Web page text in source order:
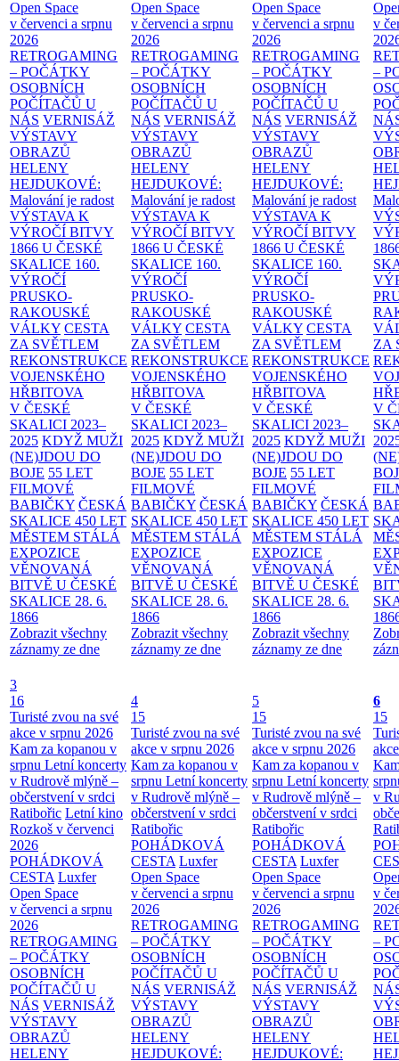
Open Space
v červenci a srpnu
2026
RETROGAMING
– POČÁTKY
OSOBNÍCH
POČÍTAČŮ U
NÁS VERNISÁŽ
VÝSTAVY
OBRAZŮ
HELENY
HEJDUKOVÉ:
Malování je radost
VÝSTAVA K
VÝROČÍ BITVY
1866 U ČESKÉ
SKALICE 160.
VÝROČÍ
PRUSKO-
RAKOUSKÉ
VÁLKY CESTA
ZA SVĚTLEM
REKONSTRUKCE
VOJENSKÉHO
HŘBITOVA
V ČESKÉ
SKALICI 2023–
2025 KDYŽ MUŽI
(NE)JDOU DO
BOJE 55 LET
FILMOVÉ
BABIČKY ČESKÁ
SKALICE 450 LET
MĚSTEM STÁLÁ
EXPOZICE
VĚNOVANÁ
BITVĚ U ČESKÉ
SKALICE 28. 6.
1866
Zobrazit všechny
záznamy ze dne
Open Space
v červenci a srpnu
2026
RETROGAMING
– POČÁTKY
OSOBNÍCH
POČÍTAČŮ U
NÁS VERNISÁŽ
VÝSTAVY
OBRAZŮ
HELENY
HEJDUKOVÉ:
Malování je radost
VÝSTAVA K
VÝROČÍ BITVY
1866 U ČESKÉ
SKALICE 160.
VÝROČÍ
PRUSKO-
RAKOUSKÉ
VÁLKY CESTA
ZA SVĚTLEM
REKONSTRUKCE
VOJENSKÉHO
HŘBITOVA
V ČESKÉ
SKALICI 2023–
2025 KDYŽ MUŽI
(NE)JDOU DO
BOJE 55 LET
FILMOVÉ
BABIČKY ČESKÁ
SKALICE 450 LET
MĚSTEM STÁLÁ
EXPOZICE
VĚNOVANÁ
BITVĚ U ČESKÉ
SKALICE 28. 6.
1866
Zobrazit všechny
záznamy ze dne
Open Space
v červenci a srpnu
2026
RETROGAMING
– POČÁTKY
OSOBNÍCH
POČÍTAČŮ U
NÁS VERNISÁŽ
VÝSTAVY
OBRAZŮ
HELENY
HEJDUKOVÉ:
Malování je radost
VÝSTAVA K
VÝROČÍ BITVY
1866 U ČESKÉ
SKALICE 160.
VÝROČÍ
PRUSKO-
RAKOUSKÉ
VÁLKY CESTA
ZA SVĚTLEM
REKONSTRUKCE
VOJENSKÉHO
HŘBITOVA
V ČESKÉ
SKALICI 2023–
2025 KDYŽ MUŽI
(NE)JDOU DO
BOJE 55 LET
FILMOVÉ
BABIČKY ČESKÁ
SKALICE 450 LET
MĚSTEM STÁLÁ
EXPOZICE
VĚNOVANÁ
BITVĚ U ČESKÉ
SKALICE 28. 6.
1866
Zobrazit všechny
záznamy ze dne
v
–
ZA
V
3
16
Turisté zvou na své
akce v srpnu 2026
Kam za kopanou v
srpnu Letní koncerty
v Rudrově mlýně –
občerstvení v srdci
Ratibořic Letní kino
Rozkoš v červenci
2026
POHÁDKOVÁ
CESTA Luxfer
Open Space
v červenci a srpnu
2026
RETROGAMING
– POČÁTKY
OSOBNÍCH
POČÍTAČŮ U
NÁS VERNISÁŽ
VÝSTAVY
OBRAZŮ
HELENY
4
15
Turisté zvou na své
akce v srpnu 2026
Kam za kopanou v
srpnu Letní koncerty
v Rudrově mlýně –
občerstvení v srdci
Ratibořic
POHÁDKOVÁ
CESTA Luxfer
Open Space
v červenci a srpnu
2026
RETROGAMING
– POČÁTKY
OSOBNÍCH
POČÍTAČŮ U
NÁS VERNISÁŽ
VÝSTAVY
OBRAZŮ
HELENY
HEJDUKOVÉ:
5
15
Turisté zvou na své
akce v srpnu 2026
Kam za kopanou v
srpnu Letní koncerty
v Rudrově mlýně –
občerstvení v srdci
Ratibořic
POHÁDKOVÁ
CESTA Luxfer
Open Space
v červenci a srpnu
2026
RETROGAMING
– POČÁTKY
OSOBNÍCH
POČÍTAČŮ U
NÁS VERNISÁŽ
VÝSTAVY
OBRAZŮ
HELENY
HEJDUKOVÉ:
6
15
v
v
–